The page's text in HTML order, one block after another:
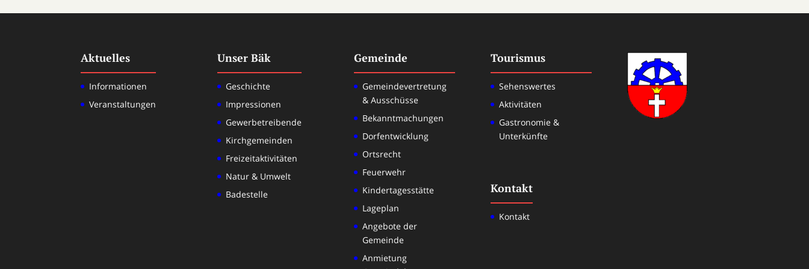
Aktuelles
Informationen
Veranstaltungen
Unser Bäk
Geschichte
Impressionen
Gewerbetreibende
Kirchgemeinden
Freizeitaktivitäten
Natur & Umwelt
Badestelle
Gemeinde
Gemeindevertretung
& Ausschüsse
Bekanntmachungen
Dorfentwicklung
Ortsrecht
Feuerwehr
Kindertagesstätte
Lageplan
Angebote der
Gemeinde
Anmietung
Tourismus
Sehenswertes
Aktivitäten
Gastronomie &
Unterkünfte
Kontakt
Kontakt